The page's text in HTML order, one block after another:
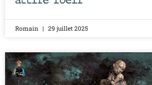
Romain 29 juillet 2025